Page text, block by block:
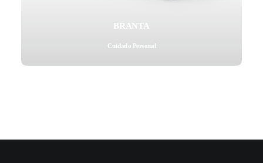
BRANTA
Cuidado Personal